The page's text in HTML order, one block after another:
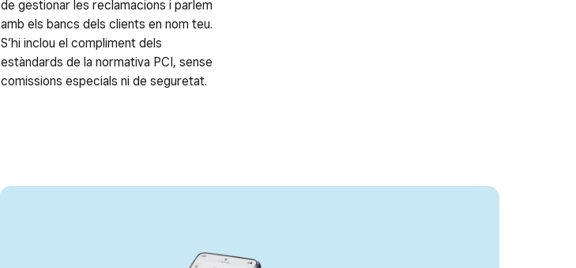
de gestionar les reclamacions i parlem
amb els bancs dels clients en nom teu.
S’hi inclou el compliment dels
estàndards de la normativa PCI, sense
comissions especials ni de seguretat.